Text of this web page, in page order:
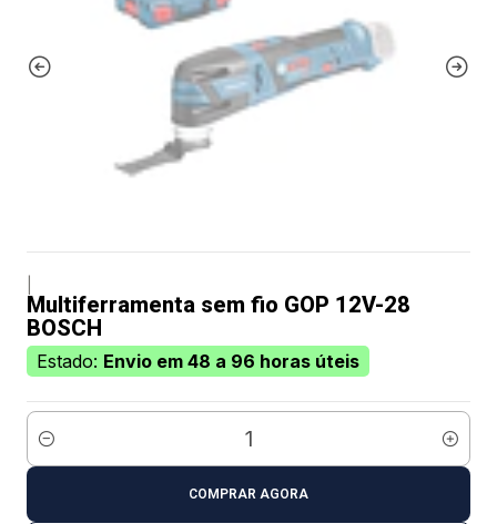
Multiferramenta sem fio GOP 12V-28
BOSCH
Estado: Envio em 48 a 96 horas úteis
Quantidade
COMPRAR AGORA